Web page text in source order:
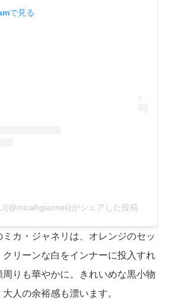
で見る
がシェアした投稿
カ・ジャネリは、オレンジのセッ
クリーンな白をインナーに投入すれ
りも華やかに。きれいめな黒小物
人の余裕感も漂います。